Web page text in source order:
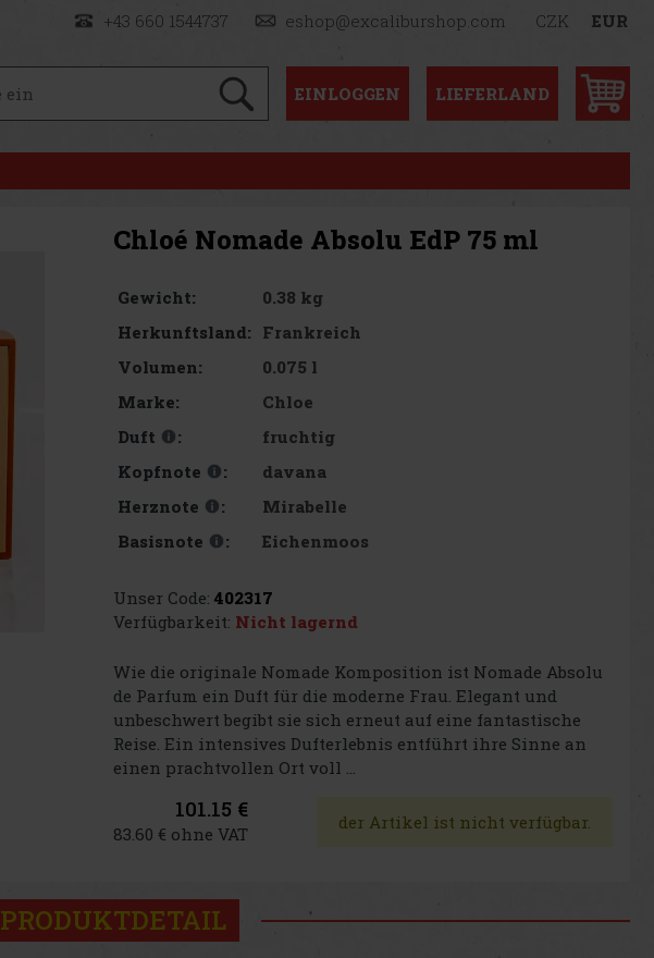
+43 660 1544737 eshop@excaliburshop.com CZK EUR
EINLOGGEN LIEFERLAND
Chloé Nomade Absolu EdP 75 ml
Gewicht:
0.38 kg
Herkunftsland: Frankreich
Volumen:
0.075 l
Marke:
Chloe
Duft
:
fruchtig
Kopfnote
:
davana
Herznote
:
Mirabelle
Basisnote
: Eichenmoos
Unser Code: 402317
Verfügbarkeit: Nicht lagernd
Wie die originale Nomade Komposition ist Nomade Absolu
de Parfum ein Duft für die moderne Frau. Elegant und
unbeschwert begibt sie sich erneut auf eine fantastische
Reise. Ein intensives Dufterlebnis entführt ihre Sinne an
einen prachtvollen Ort voll ...
101.15 €
83.60 € ohne VAT
der Artikel ist nicht verfügbar.
PRODUKTDETAIL